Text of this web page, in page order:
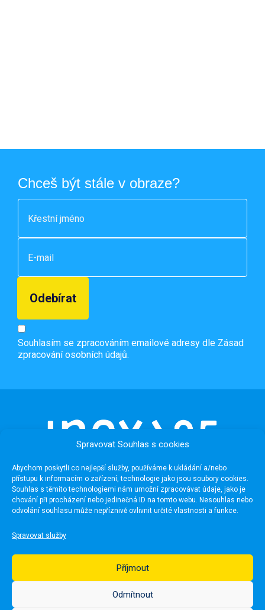
Spravovat Souhlas s cookies
Abychom poskytli co nejlepší služby, používáme k ukládání a/nebo
přístupu k informacím o zařízení, technologie jako jsou soubory cookies.
Souhlas s těmito technologiemi nám umožní zpracovávat údaje, jako je
chování při procházení nebo jedinečná ID na tomto webu. Nesouhlas nebo
odvolání souhlasu může nepříznivě ovlivnit určité vlastnosti a funkce.
Spravovat služby
Příjmout
Odmítnout
Chceš být stále v obraze?
Souhlasím se zpracováním emailové adresy dle Zásad
zpracování osobních údajů.
Pro školy
Fotogalerie
Publikace